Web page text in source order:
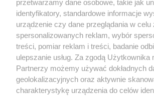
Gdybym budował drugi raz - mądry Polak
przed budową
Forum Muratora
przetwarzamy dane osobowe, takie jak
identyfikatory, standardowe informacje
urządzenie czy dane przeglądania w celu
spersonalizowanych reklam, wybór
treści, pomiar reklam i treści, badanie
ulepszanie usług. Za zgodą Użytkownika
Partnerzy możemy używać dokładnych
geolokalizacyjnych oraz aktywnie
charakterystykę urządzenia do celów